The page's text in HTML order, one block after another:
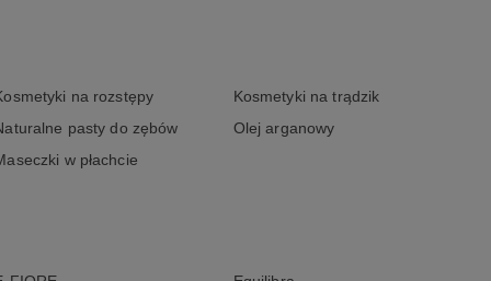
na rozstępy
Kosmetyki na trądzik
pasty do zębów
Olej arganowy
w płachcie